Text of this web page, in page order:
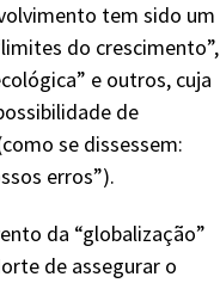
tem sido um
do crescimento”,
e outros, cuja
de
se dissessem:
erros”).
da “globalização”
de assegurar o